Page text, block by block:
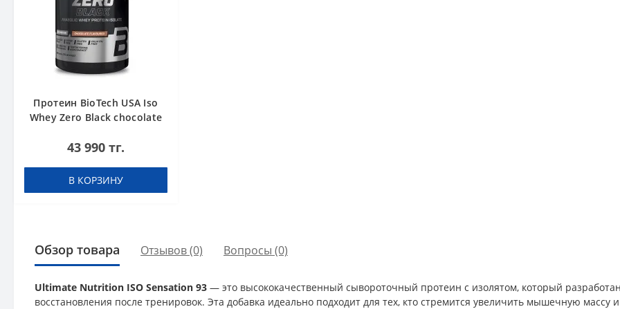
Протеин BioTech USA Iso
Whey Zero Black chocolate
43 990 тг.
В КОРЗИНУ
Обзор товара Отзывов (0) Вопросы (0)
Ultimate Nutrition ISO Sensation 93 — это высококачественный сывороточный протеин с изолятом, который
восстановления после тренировок. Эта добавка идеально подходит для тех, кто стремится увеличить мышечную